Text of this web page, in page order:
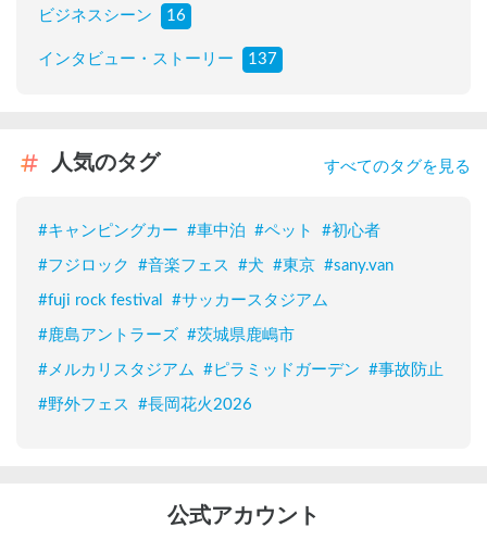
ビジネスシーン 16
インタビュー・ストーリー 137
人気のタグ すべてのタグを見る
#キャンピングカー #車中泊 #ペット #初心者
#フジロック #音楽フェス #犬 #東京 #sany.van
#fuji rock festival #サッカースタジアム
#鹿島アントラーズ #茨城県鹿嶋市
#メルカリスタジアム #ピラミッドガーデン #事故防止
#野外フェス #長岡花火2026
公式アカウント